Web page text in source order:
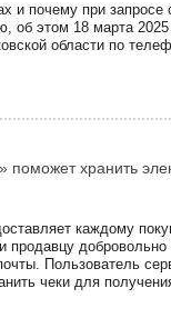
и почему при запросе
об этом 18 марта 2025
области по
хранить
каждому
продавцу
Пользователь
чеки для